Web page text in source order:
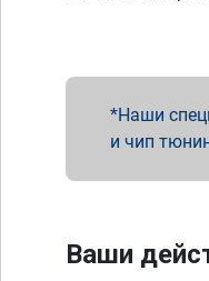
Наши
и чип
Ваши